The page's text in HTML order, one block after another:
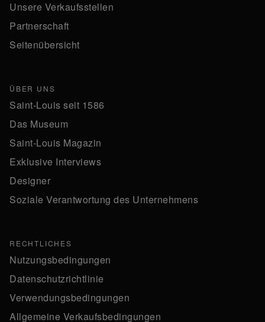
Unsere Verkaufsstellen
Partnerschaft
Seitenübersicht
ÜBER UNS
Saint-Louis seit 1586
Das Museum
Saint-Louis Magazin
Exklusive Interviews
Designer
Soziale Verantwortung des Unternehmens
RECHTLICHES
Nutzungsbedingungen
Datenschutzrichtlinie
Verwendungsbedingungen
Allgemeine Verkaufsbedingungen